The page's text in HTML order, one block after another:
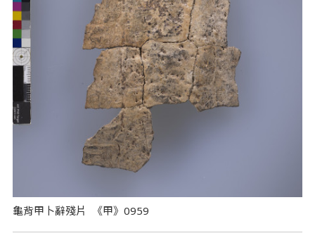
龜背甲卜辭殘片 《甲》0959